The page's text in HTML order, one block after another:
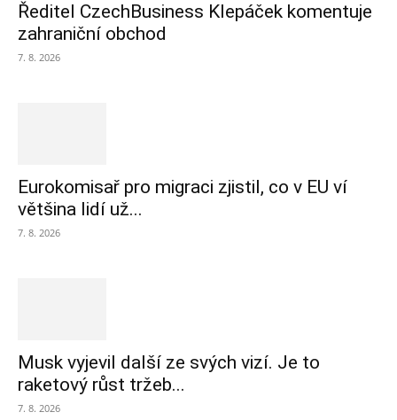
Ředitel CzechBusiness Klepáček komentuje
zahraniční obchod
7. 8. 2026
Eurokomisař pro migraci zjistil, co v EU ví
většina lidí už...
7. 8. 2026
Musk vyjevil další ze svých vizí. Je to
raketový růst tržeb...
7. 8. 2026